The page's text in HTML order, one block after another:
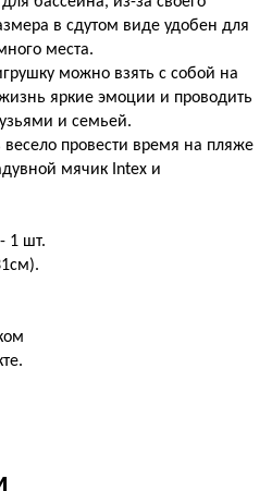
в сдутом виде удобен для
места.
можно взять с собой на
яркие эмоции и проводить
и семьей.
весело провести время на пляже
мячик Intex и
1 шт.